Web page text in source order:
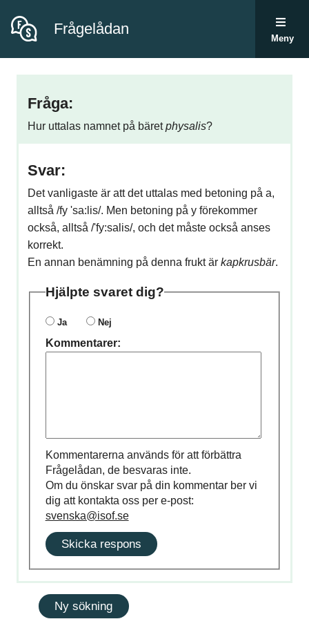
Frågelådan
Meny
Fråga:
Hur uttalas namnet på bäretphysalis?
Svar:
Det vanligaste är att det uttalas med betoning på a,
alltså /fy 'sa:lis/. Men betoning på y förekommer
också, alltså /'fy:salis/, och det måste också anses
korrekt.
En annan benämning på denna frukt är kapkrusbär.
Hjälpte svaret dig?
Ja Nej
Kommentarer:
Kommentarerna används för att förbättra
Frågelådan, de besvaras inte.
Om du önskar svar på din kommentar ber vi
dig att kontakta oss per e-post:
svenska@isof.se
Skicka respons